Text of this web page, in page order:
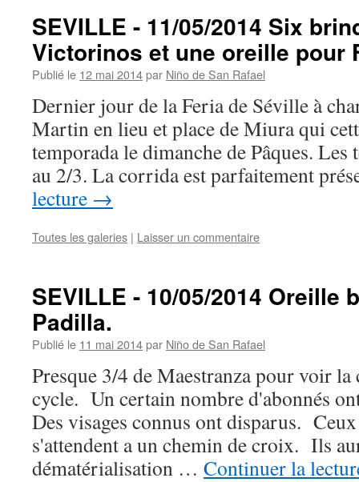
SEVILLE - 11/05/2014 Six
Victorinos et une oreille pour
Publié le 12 mai 2014par Niño de San Rafael
Dernier jour de la Feria de Séville à
Martin en lieu et place de Miura qui
temporada le dimanche de Pâques.
au 2/3. La corrida est parfaitement
lecture →
Toutes les galeries | Laisser un commentaire
SEVILLE - 10/05/2014 Oreille
Padilla.
Publié le 11 mai 2014par Niño de San Rafael
Presque 3/4 de Maestranza pour voir
cycle. Un certain nombre d'abonnés
Des visages connus ont disparus.
s'attendent a un chemin de croix. Ils
dématérialisation … Continuer la